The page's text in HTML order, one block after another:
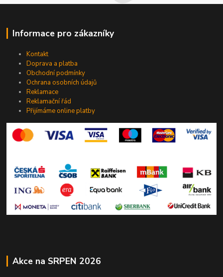
Informace pro zákazníky
Kontakt
Doprava a platba
Obchodní podmínky
Ochrana osobních údajů
Reklamace
Reklamační řád
Přijímáme online platby
Akce na SRPEN 2026